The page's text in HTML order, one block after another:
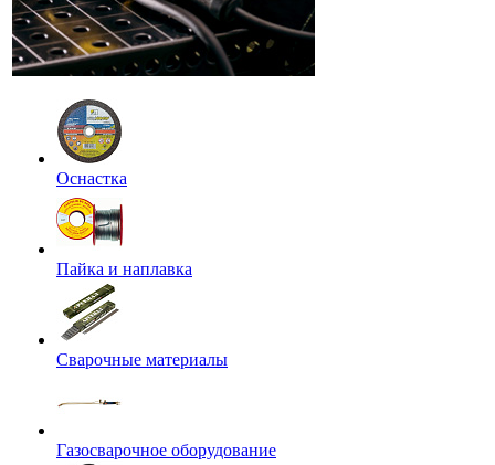
Оснастка
Пайка и наплавка
Сварочные материалы
Газосварочное оборудование